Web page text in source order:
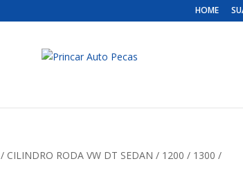
HOME
/ CILINDRO RODA VW DT SEDAN / 1200 / 1300 /